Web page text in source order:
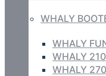
WHALY
WHALY
WHALY 210
WHALY 270